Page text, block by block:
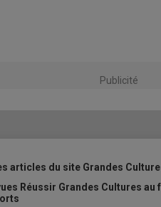
Publicité
articles du site Grandes
Réussir Grandes Cultures